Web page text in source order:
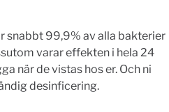
snabbt 99,9% av alla bakterier
varar effekten i hela 24
när de vistas hos er. Och ni
desinficering.